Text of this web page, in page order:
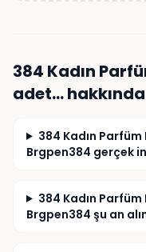
384 Kadın
adet…
384 Kadın
Brgpen384 gerçek
384 Kadın
Brgpen384 şu an